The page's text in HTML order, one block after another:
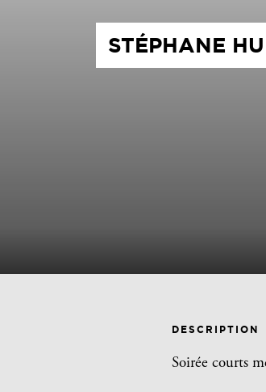
STÉPHANE
DESCRIPTION
Soirée courts